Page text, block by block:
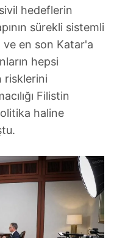
hedeflerin
sürekli sistemli
ve en son Katar'a
hepsi
risklerini
Filistin
haline